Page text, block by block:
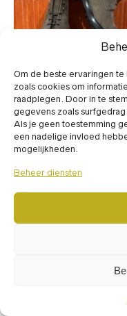
Om de beste ervaringen
zoals cookies om
raadplegen. Door in te
gegevens zoals
Als je geen toestemming
een nadelige invloed
mogelijkheden.
Beheer diensten
BOOTIES, SCHOENEN,
VETERSCHOENEN
Carlos Santos 8866
GROEN/KHAKI
€ 449,00 incl. BTW